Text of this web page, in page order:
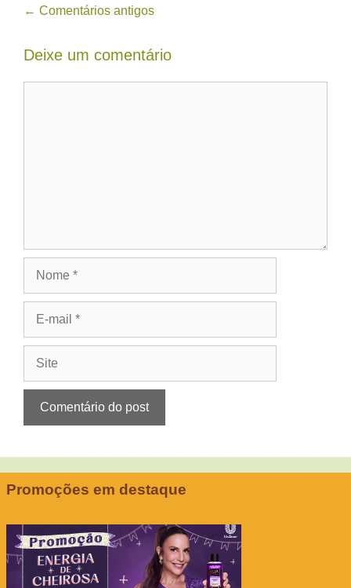
Navegação
comentário
← Comentários antigos
Deixe um comentário
Promoções em destaque